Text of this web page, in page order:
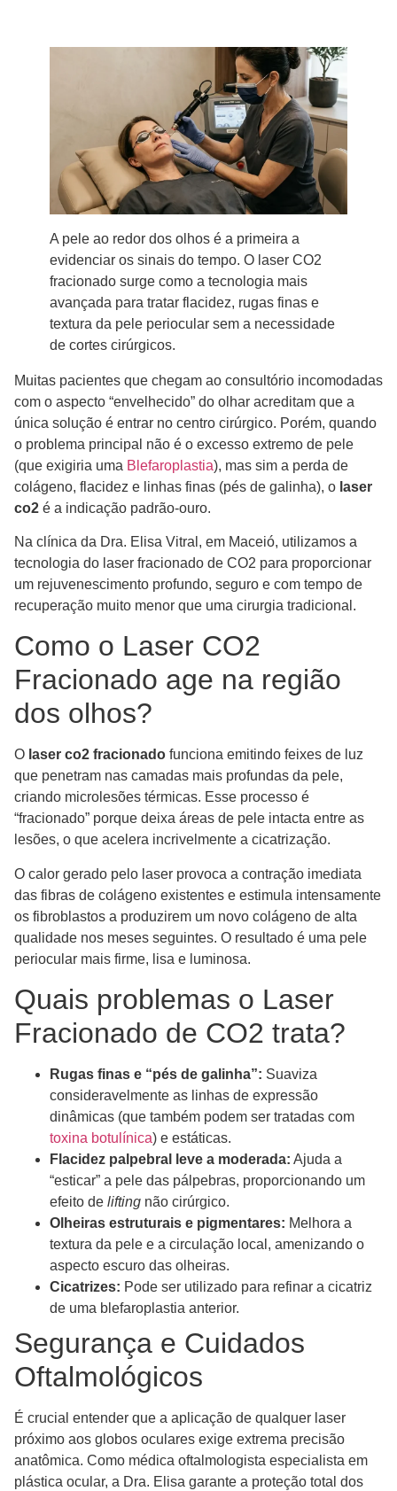
A pele ao redor dos olhos é a primeira a
evidenciar os sinais do tempo. O laser CO2
fracionado surge como a tecnologia mais
avançada para tratar flacidez, rugas finas e
textura da pele periocular sem a necessidade
de cortes cirúrgicos.
Muitas pacientes que chegam ao consultório incomodadas
com o aspecto “envelhecido” do olhar acreditam que a
única solução é entrar no centro cirúrgico. Porém, quando
o problema principal não é o excesso extremo de pele
(que exigiria uma Blefaroplastia), mas sim a perda de
colágeno, flacidez e linhas finas (pés de galinha), o laser
co2 é a indicação padrão-ouro.
Na clínica da Dra. Elisa Vitral, em Maceió, utilizamos a
tecnologia do laser fracionado de CO2 para proporcionar
um rejuvenescimento profundo, seguro e com tempo de
recuperação muito menor que uma cirurgia tradicional.
Como o Laser CO2
Fracionado age na região
dos olhos?
O laser co2 fracionado funciona emitindo feixes de luz
que penetram nas camadas mais profundas da pele,
criando microlesões térmicas. Esse processo é
“fracionado” porque deixa áreas de pele intacta entre as
lesões, o que acelera incrivelmente a cicatrização.
O calor gerado pelo laser provoca a contração imediata
das fibras de colágeno existentes e estimula intensamente
os fibroblastos a produzirem um novo colágeno de alta
qualidade nos meses seguintes. O resultado é uma pele
periocular mais firme, lisa e luminosa.
Quais problemas o Laser
Fracionado de CO2 trata?
Rugas finas e “pés de galinha”: Suaviza
consideravelmente as linhas de expressão
dinâmicas (que também podem ser tratadas com
toxina botulínica) e estáticas.
Flacidez palpebral leve a moderada: Ajuda a
“esticar” a pele das pálpebras, proporcionando um
efeito de lifting não cirúrgico.
Olheiras estruturais e pigmentares: Melhora a
textura da pele e a circulação local, amenizando o
aspecto escuro das olheiras.
Cicatrizes: Pode ser utilizado para refinar a cicatriz
de uma blefaroplastia anterior.
Segurança e Cuidados
Oftalmológicos
É crucial entender que a aplicação de qualquer laser
próximo aos globos oculares exige extrema precisão
anatômica. Como médica oftalmologista especialista em
plástica ocular, a Dra. Elisa garante a proteção total dos